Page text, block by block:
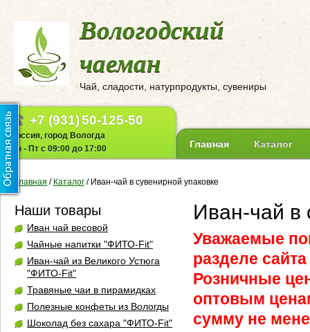
Вологодский
чаеман
Чай, сладости, натурпродукты, сувениры
+7 (931)50-125-50
Россия, город Вологда
Пн - Пт с 09:00 до 17:00
Главная Каталог
Главная / Каталог / Иван-чай в сувенирной упаковке
Наши товары
Иван чай весовой
Чайные напитки "ФИТО-Fit"
Иван-чай из Великого Устюга
"ФИТО-Fit"
Травяные чаи в пирамидках
Полезные конфеты из Вологды
Шоколад без сахара "ФИТО-Fit"
Иван-чай в
Уважаемые
разделе
Розничные
оптовым
сумму не